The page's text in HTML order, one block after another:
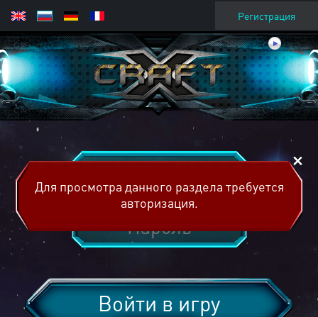
Регистрация
Войти в игру
Для просмотра данного раздела требуется
авторизация.